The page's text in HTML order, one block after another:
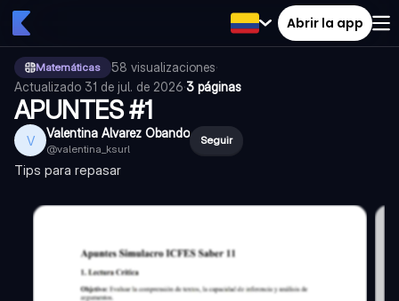
Abrir la app
Matemáticas 58 visualizaciones·
Actualizado 31 de jul. de 2026·3 páginas
APUNTES #1
V Valentina Alvarez Obando
@valentina_ksurl
Seguir
Tips para repasar